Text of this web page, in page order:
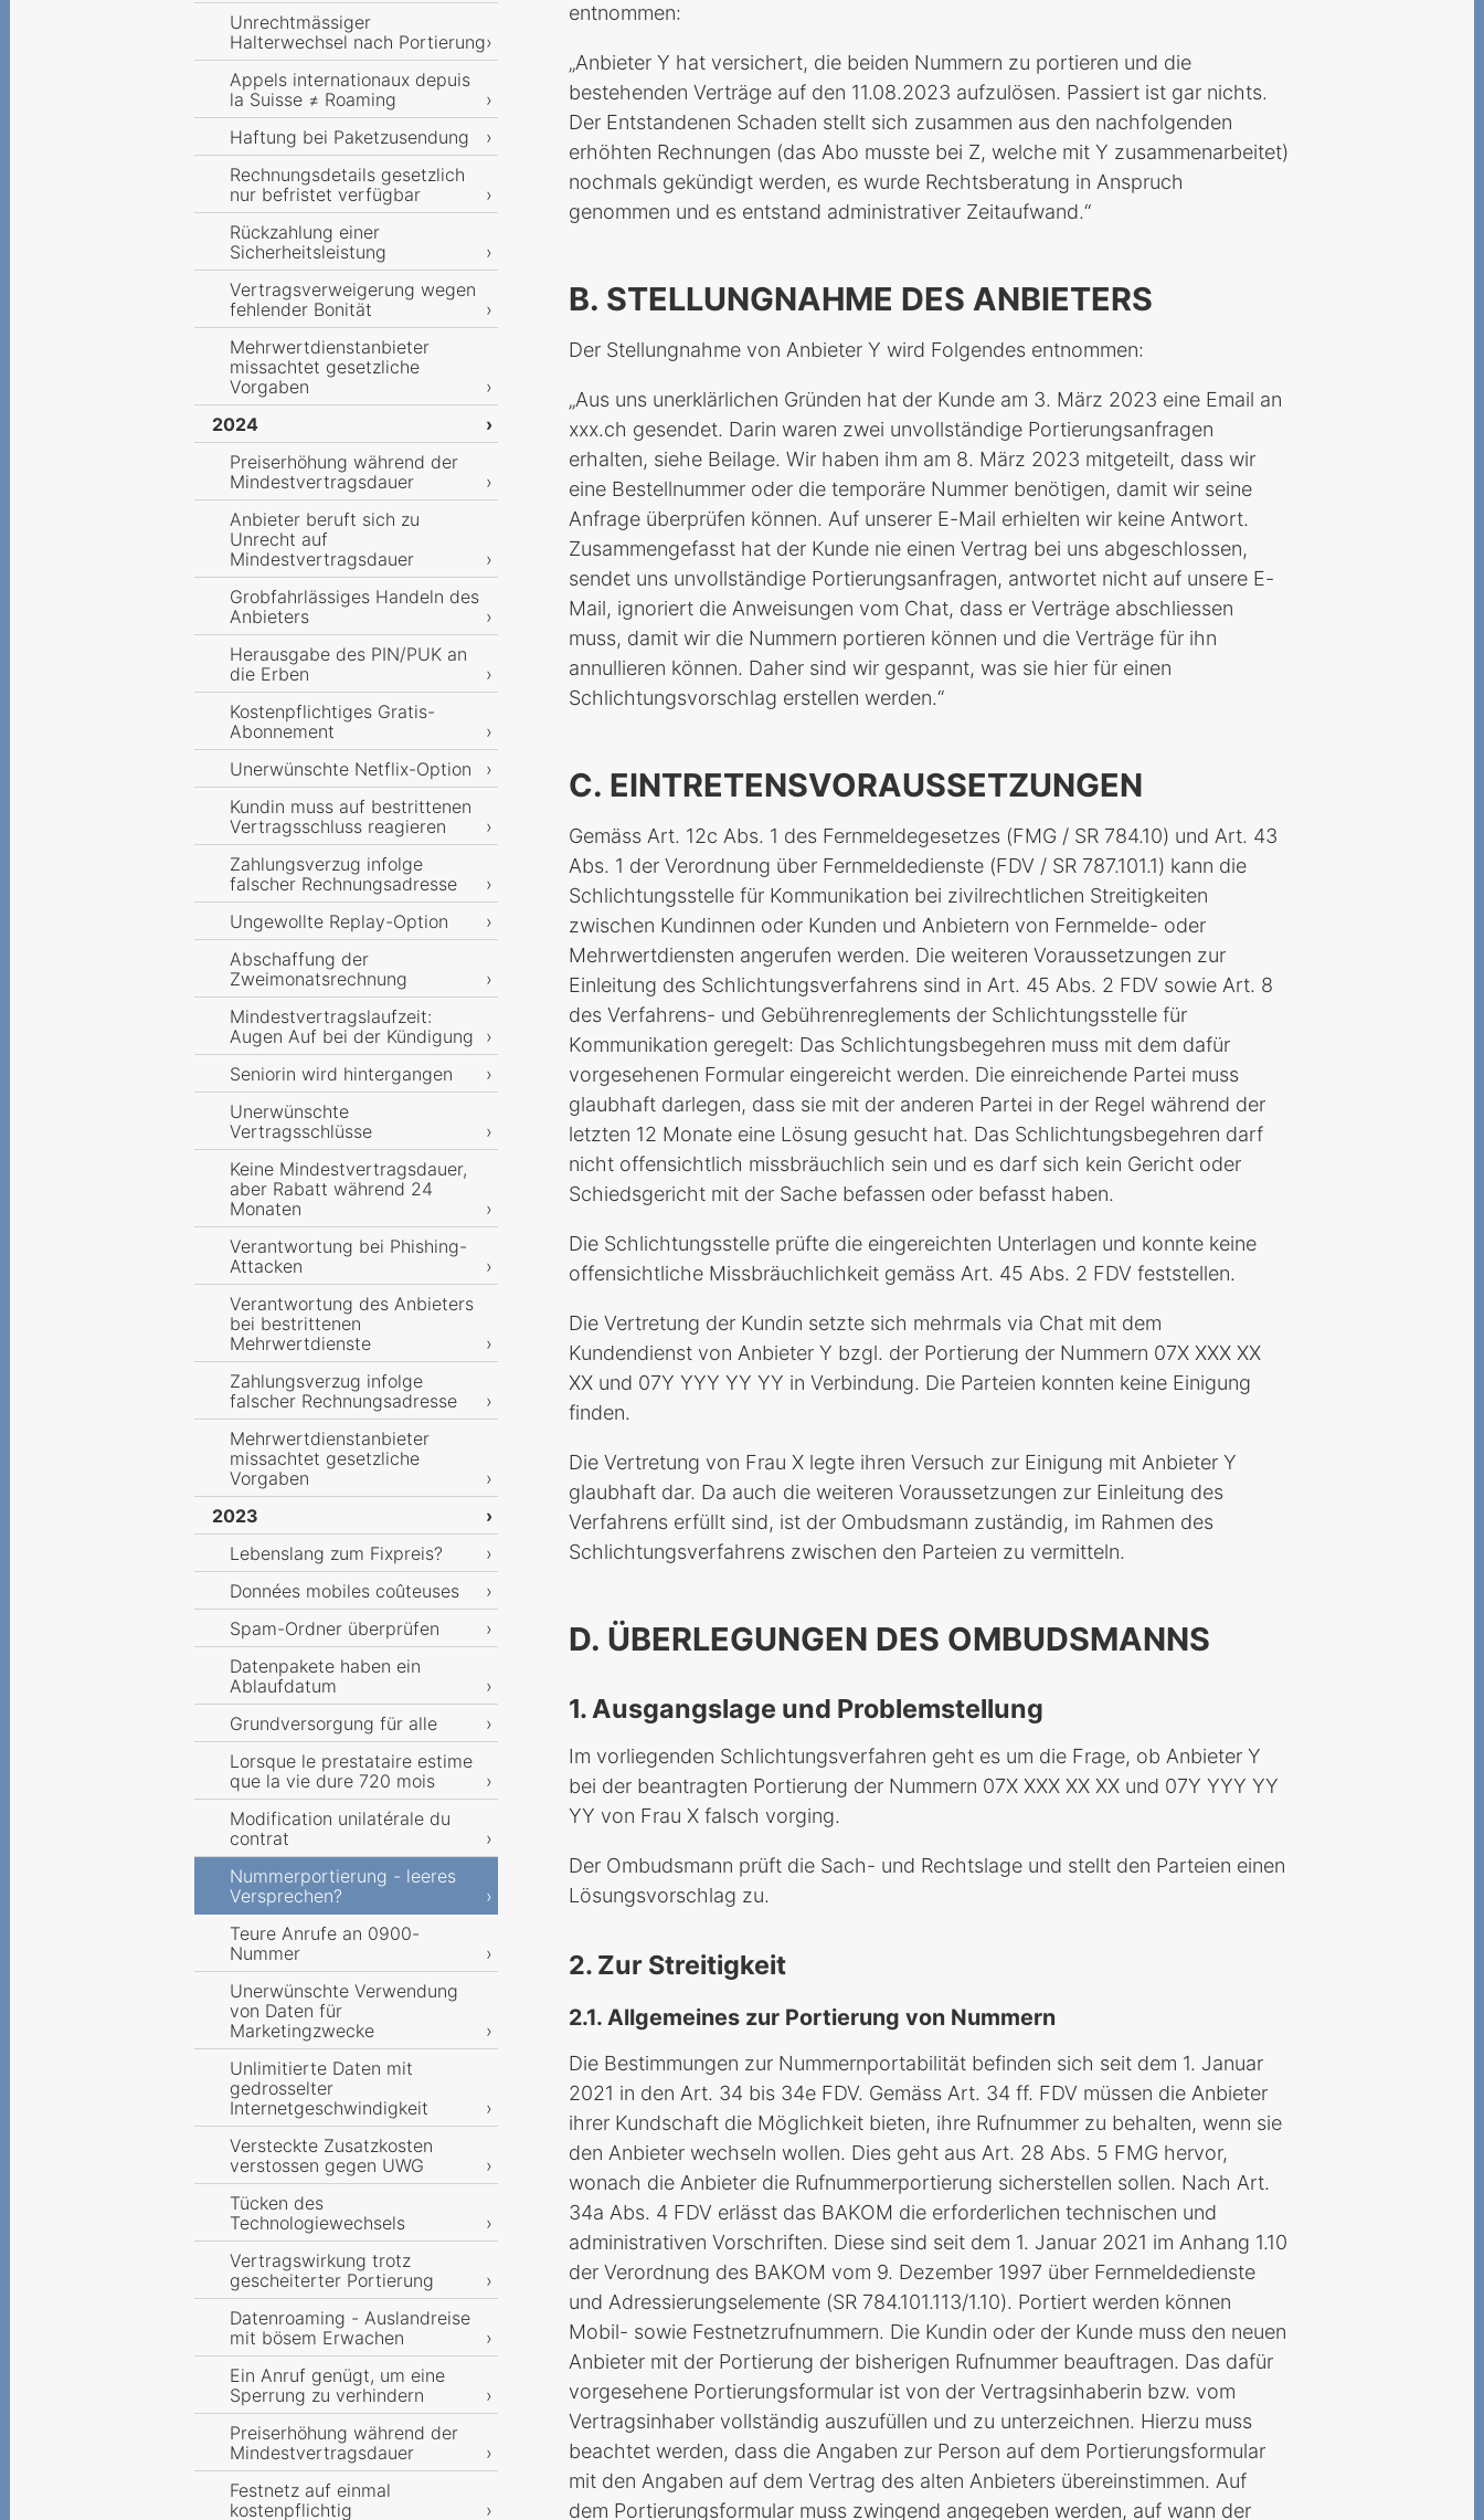
entnommen:
„Anbieter Y hat versichert, die beiden Nummern zu portieren und die
bestehenden Verträge auf den 11.08.2023 aufzulösen. Passiert ist gar nichts.
Der Entstandenen Schaden stellt sich zusammen aus den nachfolgenden
erhöhten Rechnungen (das Abo musste bei Z, welche mit Y zusammenarbeitet)
nochmals gekündigt werden, es wurde Rechtsberatung in Anspruch
genommen und es entstand administrativer Zeitaufwand.“
B. STELLUNGNAHME DES ANBIETERS
Der Stellungnahme von Anbieter Y wird Folgendes entnommen:
„Aus uns unerklärlichen Gründen hat der Kunde am 3. März 2023 eine Email an
xxx.ch gesendet. Darin waren zwei unvollständige Portierungsanfragen
erhalten, siehe Beilage. Wir haben ihm am 8. März 2023 mitgeteilt, dass wir
eine Bestellnummer oder die temporäre Nummer benötigen, damit wir seine
Anfrage überprüfen können. Auf unserer E-Mail erhielten wir keine Antwort.
Zusammengefasst hat der Kunde nie einen Vertrag bei uns abgeschlossen,
sendet uns unvollständige Portierungsanfragen, antwortet nicht auf unsere E-
Mail, ignoriert die Anweisungen vom Chat, dass er Verträge abschliessen
muss, damit wir die Nummern portieren können und die Verträge für ihn
annullieren können. Daher sind wir gespannt, was sie hier für einen
Schlichtungsvorschlag erstellen werden.“
C. EINTRETENSVORAUSSETZUNGEN
Gemäss Art. 12c Abs. 1 des Fernmeldegesetzes (FMG / SR 784.10) und Art. 43
Abs. 1 der Verordnung über Fernmeldedienste (FDV / SR 787.101.1) kann die
Schlichtungsstelle für Kommunikation bei zivilrechtlichen Streitigkeiten
zwischen Kundinnen oder Kunden und Anbietern von Fernmelde- oder
Mehrwertdiensten angerufen werden. Die weiteren Voraussetzungen zur
Einleitung des Schlichtungsverfahrens sind in Art. 45 Abs. 2 FDV sowie Art. 8
des Verfahrens- und Gebührenreglements der Schlichtungsstelle für
Kommunikation geregelt: Das Schlichtungsbegehren muss mit dem dafür
vorgesehenen Formular eingereicht werden. Die einreichende Partei muss
glaubhaft darlegen, dass sie mit der anderen Partei in der Regel während der
letzten 12 Monate eine Lösung gesucht hat. Das Schlichtungsbegehren darf
nicht offensichtlich missbräuchlich sein und es darf sich kein Gericht oder
Schiedsgericht mit der Sache befassen oder befasst haben.
Die Schlichtungsstelle prüfte die eingereichten Unterlagen und konnte keine
offensichtliche Missbräuchlichkeit gemäss Art. 45 Abs. 2 FDV feststellen.
Die Vertretung der Kundin setzte sich mehrmals via Chat mit dem
Kundendienst von Anbieter Y bzgl. der Portierung der Nummern 07X XXX XX
XX und 07Y YYY YY YY in Verbindung. Die Parteien konnten keine Einigung
finden.
Die Vertretung von Frau X legte ihren Versuch zur Einigung mit Anbieter Y
glaubhaft dar. Da auch die weiteren Voraussetzungen zur Einleitung des
Verfahrens erfüllt sind, ist der Ombudsmann zuständig, im Rahmen des
Schlichtungsverfahrens zwischen den Parteien zu vermitteln.
D. ÜBERLEGUNGEN DES OMBUDSMANNS
1. Ausgangslage und Problemstellung
Im vorliegenden Schlichtungsverfahren geht es um die Frage, ob Anbieter Y
bei der beantragten Portierung der Nummern 07X XXX XX XX und 07Y YYY YY
YY von Frau X falsch vorging.
Der Ombudsmann prüft die Sach- und Rechtslage und stellt den Parteien einen
Lösungsvorschlag zu.
2. Zur Streitigkeit
2.1. Allgemeines zur Portierung von Nummern
Die Bestimmungen zur Nummernportabilität befinden sich seit dem 1. Januar
2021 in den Art. 34 bis 34e FDV. Gemäss Art. 34 ff. FDV müssen die Anbieter
ihrer Kundschaft die Möglichkeit bieten, ihre Rufnummer zu behalten, wenn sie
den Anbieter wechseln wollen. Dies geht aus Art. 28 Abs. 5 FMG hervor,
wonach die Anbieter die Rufnummerportierung sicherstellen sollen. Nach Art.
34a Abs. 4 FDV erlässt das BAKOM die erforderlichen technischen und
administrativen Vorschriften. Diese sind seit dem 1. Januar 2021 im Anhang 1.10
der Verordnung des BAKOM vom 9. Dezember 1997 über Fernmeldedienste
und Adressierungselemente (SR 784.101.113/1.10). Portiert werden können
Mobil- sowie Festnetzrufnummern. Die Kundin oder der Kunde muss den neuen
Anbieter mit der Portierung der bisherigen Rufnummer beauftragen. Das dafür
vorgesehene Portierungsformular ist von der Vertragsinhaberin bzw. vom
Vertragsinhaber vollständig auszufüllen und zu unterzeichnen. Hierzu muss
beachtet werden, dass die Angaben zur Person auf dem Portierungsformular
mit den Angaben auf dem Vertrag des alten Anbieters übereinstimmen. Auf
dem Portierungsformular muss zwingend angegeben werden, auf wann der
Unrechtmässiger
Halterwechsel nach Portierung
Appels internationaux depuis
la Suisse ≠ Roaming
Haftung bei Paketzusendung
Rechnungsdetails gesetzlich
nur befristet verfügbar
Rückzahlung einer
Sicherheitsleistung
Vertragsverweigerung wegen
fehlender Bonität
Mehrwertdienstanbieter
missachtet gesetzliche
Vorgaben
2024
Preiserhöhung während der
Mindestvertragsdauer
Anbieter beruft sich zu
Unrecht auf
Mindestvertragsdauer
Grobfahrlässiges Handeln des
Anbieters
Herausgabe des PIN/PUK an
die Erben
Kostenpflichtiges Gratis-
Abonnement
Unerwünschte Netflix-Option
Kundin muss auf bestrittenen
Vertragsschluss reagieren
Zahlungsverzug infolge
falscher Rechnungsadresse
Ungewollte Replay-Option
Abschaffung der
Zweimonatsrechnung
Mindestvertragslaufzeit:
Augen Auf bei der Kündigung
Seniorin wird hintergangen
Unerwünschte
Vertragsschlüsse
Keine Mindestvertragsdauer,
aber Rabatt während 24
Monaten
Verantwortung bei Phishing-
Attacken
Verantwortung des Anbieters
bei bestrittenen
Mehrwertdienste
Zahlungsverzug infolge
falscher Rechnungsadresse
Mehrwertdienstanbieter
missachtet gesetzliche
Vorgaben
2023
Lebenslang zum Fixpreis?
Données mobiles coûteuses
Spam-Ordner überprüfen
Datenpakete haben ein
Ablaufdatum
Grundversorgung für alle
Lorsque le prestataire estime
que la vie dure 720 mois
Modification unilatérale du
contrat
Nummerportierung - leeres
Versprechen?
Teure Anrufe an 0900-
Nummer
Unerwünschte Verwendung
von Daten für
Marketingzwecke
Unlimitierte Daten mit
gedrosselter
Internetgeschwindigkeit
Versteckte Zusatzkosten
verstossen gegen UWG
Tücken des
Technologiewechsels
Vertragswirkung trotz
gescheiterter Portierung
Datenroaming - Auslandreise
mit bösem Erwachen
Ein Anruf genügt, um eine
Sperrung zu verhindern
Preiserhöhung während der
Mindestvertragsdauer
Festnetz auf einmal
kostenpflichtig